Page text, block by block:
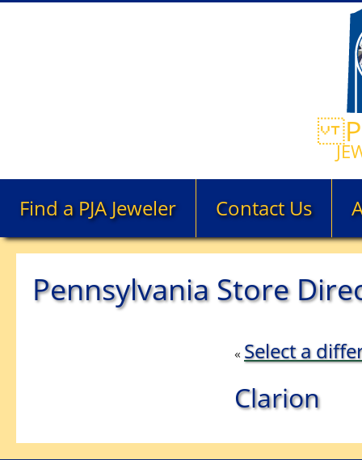
Find a PJA Jeweler Contact Us
Pennsylvania Store
« Select a
Clarion